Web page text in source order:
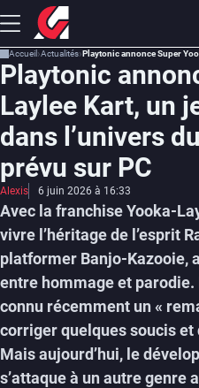
Accueil Actualités
Playtonic
Laylee Kart, un
dans l’univers
prévu sur PC
Alexis 6 juin 2026 à 16:33
Avec la franchise Yooka-
vivre l’héritage de l’esprit
platformer Banjo-Kazooie,
entre hommage et
connu récemment un «
corriger quelques soucis et
Mais aujourd’hui, le
s’attaque à un autre genre